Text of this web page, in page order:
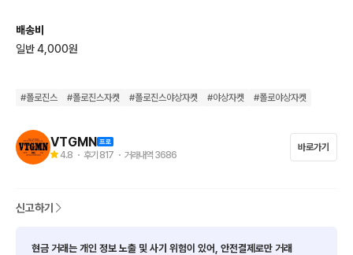
📏 사이즈 안내
• 사이즈는 측정 방식에 따라 1–3cm 오차가 발생할 수 있습니다.
• 빈티지 특성상 표기 사이즈 + 실측 사이즈를 반드시 함께 참고해
• 추가 실측 / 추가 사진 문의는 불가합니다.
⚠️ 상품 컨디션 안내
데미지·오염이 있을 수 있습니다.
• 단순 변심 및 주문 후 취소는 불가합니다.
배송비
일반 4,000원
#폴로진스 #폴로진스자켓 #폴로진스야상자켓 #야상자켓 #폴로야상자켓
VTGMN
4.8 ・ 후기 817 ・ 거래내역 3686
바로가기
신고하기
현금 거래는 개인 정보 노출 및 사기 위험이 있어, 안전결제로만 거래